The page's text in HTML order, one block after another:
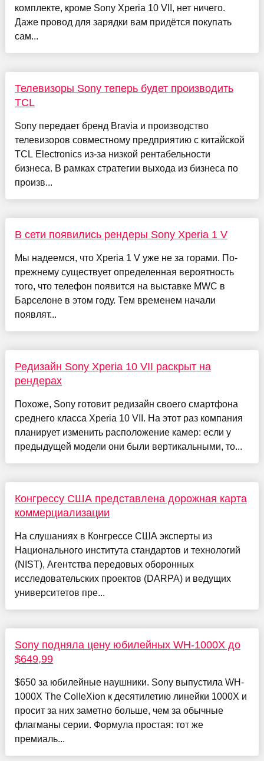
комплекте, кроме Sony Xperia 10 VII, нет ничего.
Даже провод для зарядки вам придётся покупать
сам...
Телевизоры Sony теперь будет производить
TCL
Sony передает бренд Bravia и производство
телевизоров совместному предприятию с китайской
TCL Electronics из-за низкой рентабельности
бизнеса. В рамках стратегии выхода из бизнеса по
произв...
В сети появились рендеры Sony Xperia 1 V
Мы надеемся, что Xperia 1 V уже не за горами. По-
прежнему существует определенная вероятность
того, что телефон появится на выставке MWC в
Барселоне в этом году. Тем временем начали
появлят...
Редизайн Sony Xperia 10 VII раскрыт на
рендерах
Похоже, Sony готовит редизайн своего смартфона
среднего класса Xperia 10 VII. На этот раз компания
планирует изменить расположение камер: если у
предыдущей модели они были вертикальными, то...
Конгрессу США представлена дорожная карта
коммерциализации
На слушаниях в Конгрессе США эксперты из
Национального института стандартов и технологий
(NIST), Агентства передовых оборонных
исследовательских проектов (DARPA) и ведущих
университетов пре...
Sony подняла цену юбилейных WH-1000X до
$649,99
$650 за юбилейные наушники. Sony выпустила WH-
1000X The ColleXion к десятилетию линейки 1000X и
просит за них заметно больше, чем за обычные
флагманы серии. Формула простая: тот же
премиаль...